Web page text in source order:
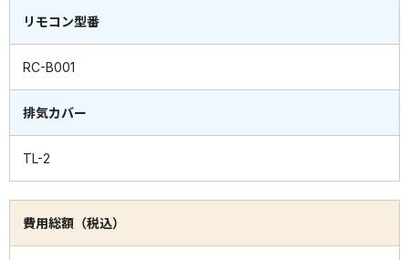
リモコン型番
RC-B001
排気カバー
TL-2
費用総額（税込）